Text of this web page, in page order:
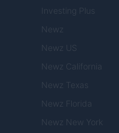
Investing Plus
Newz
Newz US
Newz California
Newz Texas
Newz Florida
Newz New York